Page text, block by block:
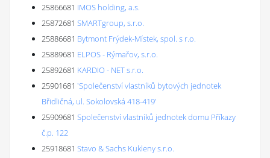
25866681 IMOS holding, a.s.
25872681 SMARTgroup, s.r.o.
25886681 Bytmont Frýdek-Místek, spol. s r.o.
25889681 ELPOS - Rýmařov, s.r.o.
25892681 KARDIO - NET s.r.o.
25901681 'Společenství vlastníků bytových jednotek
Břidličná, ul. Sokolovská 418-419'
25909681 Společenství vlastníků jednotek domu Příkazy
č.p. 122
25918681 Stavo & Sachs Kukleny s.r.o.